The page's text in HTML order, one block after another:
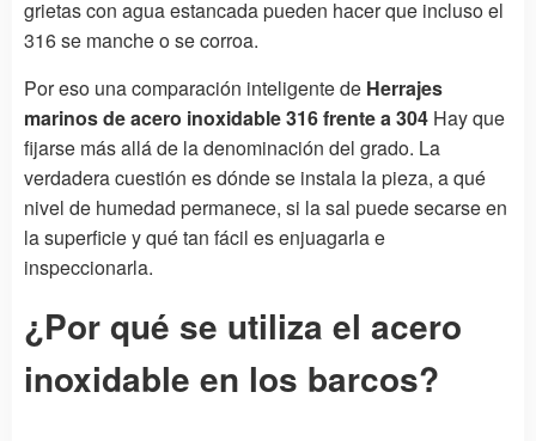
grietas con agua estancada pueden hacer que incluso el
316 se manche o se corroa.
Por eso una comparación inteligente de Herrajes
marinos de acero inoxidable 316 frente a 304 Hay que
fijarse más allá de la denominación del grado. La
verdadera cuestión es dónde se instala la pieza, a qué
nivel de humedad permanece, si la sal puede secarse en
la superficie y qué tan fácil es enjuagarla e
inspeccionarla.
¿Por qué se utiliza el acero
inoxidable en los barcos?